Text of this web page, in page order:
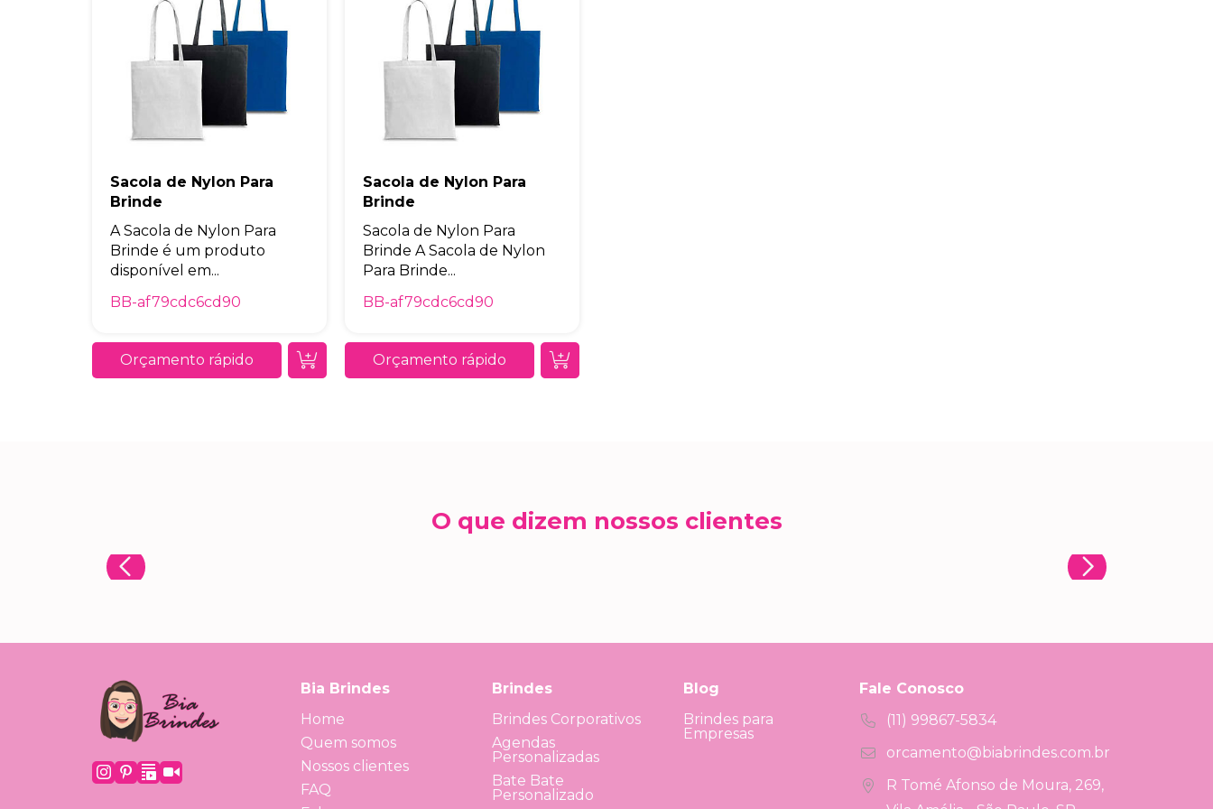
Sacola de Nylon Para
Brinde
A Sacola de Nylon Para
Brinde é um produto
disponível em...
BB-af79cdc6cd90
Orçamento rápido
Sacola de Nylon Para
Brinde
Sacola de Nylon Para
Brinde A Sacola de Nylon
Para Brinde...
BB-af79cdc6cd90
Orçamento rápido
O que dizem nossos clientes
Bia Brindes
Home
Quem somos
Nossos clientes
FAQ
Brindes
Brindes Corporativos
Agendas
Personalizadas
Bate Bate
Personalizado
Blog
Brindes para
Empresas
Fale Conosco
(11) 99867-5834
orcamento@biabrindes.com.br
R Tomé Afonso de Moura, 269,